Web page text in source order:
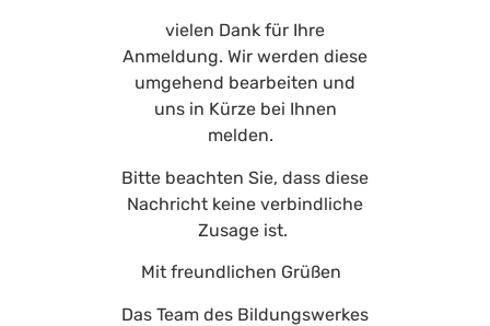
vielen Dank für Ihre
Anmeldung. Wir werden diese
umgehend bearbeiten und
uns in Kürze bei Ihnen
melden.
Bitte beachten Sie, dass diese
Nachricht keine verbindliche
Zusage ist.
Mit freundlichen Grüßen
Das Team des Bildungswerkes